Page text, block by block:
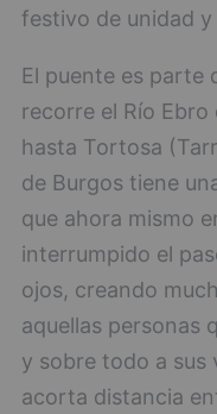
festivo de unidad
El puente es parte
recorre el Río
hasta Tortosa
de Burgos tiene
que ahora mismo
interrumpido el
ojos, creando
aquellas personas
y sobre todo a sus
acorta distancia